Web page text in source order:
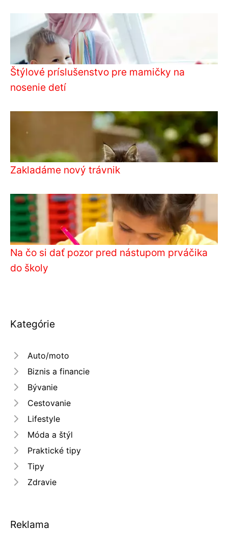
Štýlové príslušenstvo pre mamičky na
nosenie detí
Zakladáme nový trávnik
Na čo si dať pozor pred nástupom prváčika
do školy
Kategórie
Auto/moto
Biznis a financie
Bývanie
Cestovanie
Lifestyle
Móda a štýl
Praktické tipy
Tipy
Zdravie
Reklama